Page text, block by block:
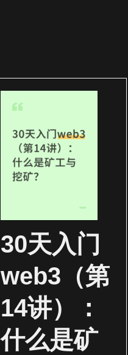
30天入门
web3（第
14讲）：
什么是矿